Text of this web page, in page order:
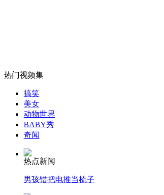
女孩北京地铁殴打老人 痛下狠手拳打脚踢
无痛分娩是否安全 医生回应
外交部：反对强权政治霸凌主义
外交部：有关国家言论片面不公正
热门视频集
搞笑
美女
动物世界
BABY秀
奇闻
热点新闻
男孩错把电推当梳子